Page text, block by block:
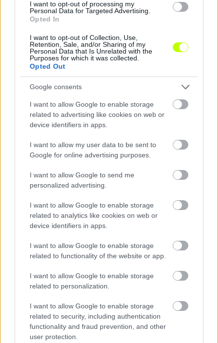
I want to opt-out of processing my
Personal Data for Targeted Advertising.
Opted In
I want to opt-out of Collection, Use,
Retention, Sale, and/or Sharing of my
Personal Data that Is Unrelated with the
Purposes for which it was collected.
Opted Out
Google consents
I want to allow Google to enable storage
related to advertising like cookies on web or
device identifiers in apps.
I want to allow my user data to be sent to
Google for online advertising purposes.
I want to allow Google to send me
personalized advertising.
I want to allow Google to enable storage
related to analytics like cookies on web or
device identifiers in apps.
I want to allow Google to enable storage
related to functionality of the website or app.
I want to allow Google to enable storage
related to personalization.
I want to allow Google to enable storage
related to security, including authentication
functionality and fraud prevention, and other
user protection.
Nemzetközi futballprogram: Fókuszban az Európa-
bajnokság
EURÓPA-BAJNOKI FELKÉSZÜLÉSI MÉRKŐZÉSEK
20:30: Szlovákia-Lettország 20:45: Hollandia-
Franciaország (Tv: Digi Sport 1) 20:45: Írország-
Svájc 21:45: Portugália-Bulgária DÉL-
2016.03.25.
NB1
Hosszabbítás után jutott tovább az AC Milan –
VIDEÓ
Hosszabbítás kellett kedd este a Milannak